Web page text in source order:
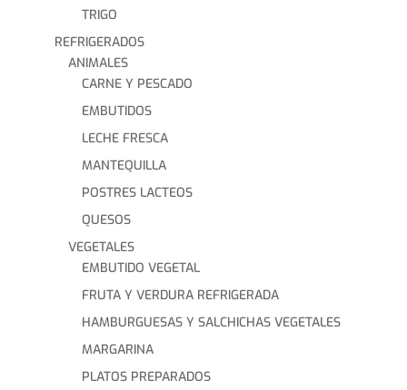
TRIGO
REFRIGERADOS
ANIMALES
CARNE Y PESCADO
EMBUTIDOS
LECHE FRESCA
MANTEQUILLA
POSTRES LACTEOS
QUESOS
VEGETALES
EMBUTIDO VEGETAL
FRUTA Y VERDURA REFRIGERADA
HAMBURGUESAS Y SALCHICHAS VEGETALES
MARGARINA
PLATOS PREPARADOS